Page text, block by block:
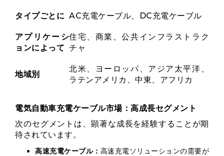
タイプごとに AC充電ケーブル、DC充電ケーブル
アプリケーシ
ョンによって
住宅、商業、公共インフラストラク
チャ
地域別
北米、ヨーロッパ、アジア太平洋、
ラテンアメリカ、中東、アフリカ
電気自動車充電ケーブル市場：高成長セグメント
次のセグメントは、顕著な成長を経験することが期
待されています。
高速充電ケーブル： 高速充電ソリューションの需要が